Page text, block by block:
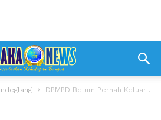
DPMPD Belum Pernah Keluarkan Tahapan Pilkades, DPRD : Pjs Kades Bisa Menghambat...